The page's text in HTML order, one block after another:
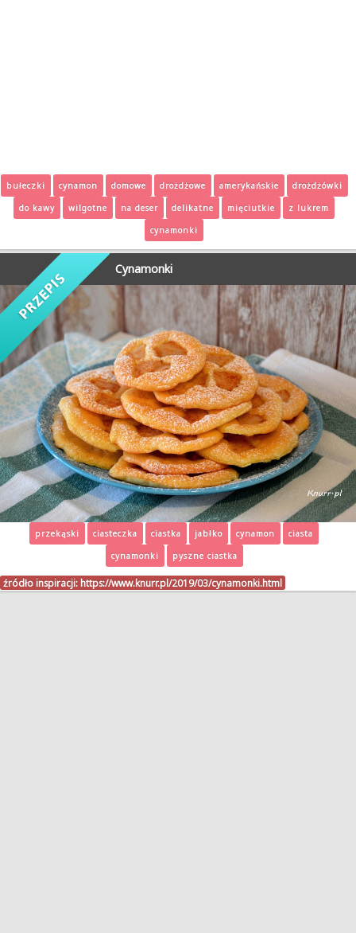
bułeczki cynamon domowe drożdżowe amerykańskie
drożdżówki
do kawy
wilgotne na deser delikatne mięciutkie
z lukrem
cynamonki
Cynamonki
przekąski ciasteczka ciastka jabłko cynamon
ciasta
cynamonki
pyszne ciastka
źródło inspiracji: https://www.knurr.pl/2019/03/cynamonki.html